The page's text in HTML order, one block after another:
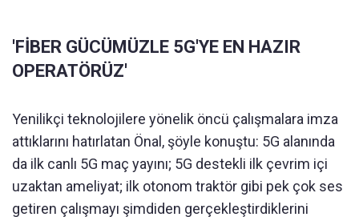
'FİBER GÜCÜMÜZLE 5G'YE EN HAZIR
OPERATÖRÜZ'
Yenilikçi teknolojilere yönelik öncü çalışmalara imza
attıklarını hatırlatan Önal, şöyle konuştu: 5G alanında
da ilk canlı 5G maç yayını; 5G destekli ilk çevrim içi
uzaktan ameliyat; ilk otonom traktör gibi pek çok ses
getiren çalışmayı şimdiden gerçekleştirdiklerini